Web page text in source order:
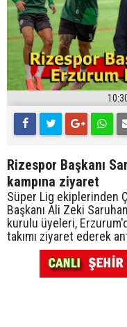
Rizespor Başkanı
kampına ziyaret
Süper Lig ekiplerinden
Başkanı Ali Zeki
kurulu üyeleri,
takımı ziyaret ederek